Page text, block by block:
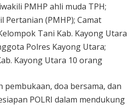
PMHP ahli muda TPH;
Pertanian (PMHP); Camat
Tani Kab. Kayong Utara
Polres Kayong Utara;
Kayong Utara 10 orang
pembukaan, doa bersama, dan
POLRI dalam mendukung